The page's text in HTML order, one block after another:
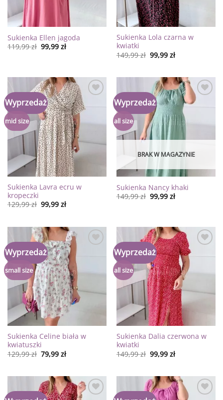
Sukienka Ellen jagoda
119,99zł 99,99 zł
Sukienka Lola czarna w
kwiatki
149,99zł 99,99 zł
Wyprzedaż
mid size
Sukienka Lavra ecru w
kropeczki
129,99zł 99,99 zł
Wyprzedaż
all size
Dodaj
BRAK W MAGAZYNIE
Sukienka Nancy khaki
149,99zł 99,99 zł
Wyprzedaż
small size
Sukienka Celine biała w
kwiatuszki
129,99zł 79,99 zł
Wyprzedaż
all size
Sukienka Dalia czerwona w
kwiatki
149,99zł 99,99 zł